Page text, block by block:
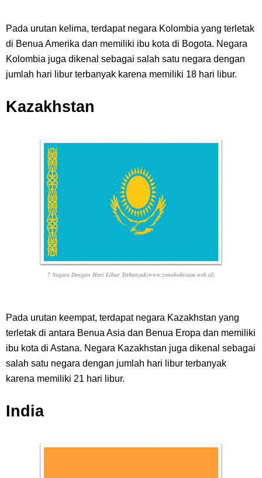
Pada urutan kelima, terdapat negara Kolombia yang terletak
di Benua Amerika dan memiliki ibu kota di Bogota. Negara
Kolombia juga dikenal sebagai salah satu negara dengan
jumlah hari libur terbanyak karena memiliki 18 hari libur.
Kazakhstan
7 Negara Dengan Hari Libur Terbanyak(www.zonahobisaya.web.id)
Pada urutan keempat, terdapat negara Kazakhstan yang
terletak di antara Benua Asia dan Benua Eropa dan memiliki
ibu kota di Astana. Negara Kazakhstan juga dikenal sebagai
salah satu negara dengan jumlah hari libur terbanyak
karena memiliki 21 hari libur.
India